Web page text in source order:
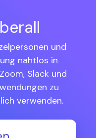
und
nahtlos in
Slack und
zu
verwenden.